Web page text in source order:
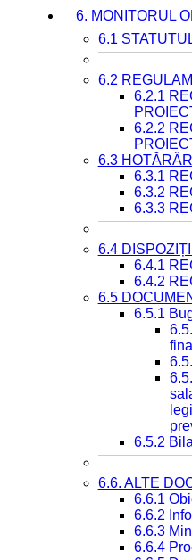
6. MONITORUL
6.1
6.2
6.2.1
6.2.2
6.3
6.3.1
6.3.2
6.3.3
6.4
6.4.1
6.4.2
6.5
6.5.1
6.5.2
6.6. ALTE
6.6.1
6.6.2
6.6.3
6.6.4